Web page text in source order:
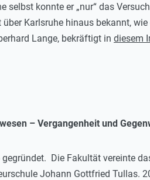
selbst konnte er „nur“ das
Karlsruhe hinaus bekannt,
Lange, bekräftigt in diesem
– Vergangenheit und
Die Fakultät vereinte
Johann Gottfried Tullas.